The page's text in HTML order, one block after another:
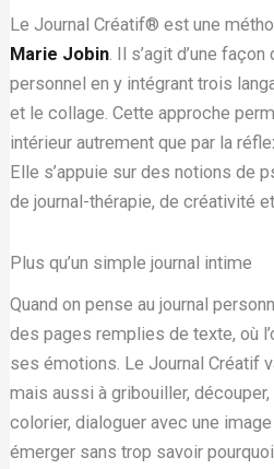
Le Journal Créatif® est une
Marie Jobin. Il s’agit d’une façon
personnel en y intégrant trois
et le collage. Cette approche
intérieur autrement que par la
Elle s’appuie sur des notions de
de journal-thérapie, de créativité
Plus qu’un simple journal intime
Quand on pense au journal
des pages remplies de texte, où
ses émotions. Le Journal Créatif
mais aussi à gribouiller,
colorier, dialoguer avec une
émerger sans trop savoir